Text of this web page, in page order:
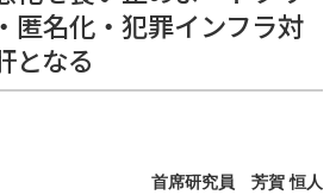
匿名化・犯罪インフラ対
となる
首席研究員 芳賀 恒人